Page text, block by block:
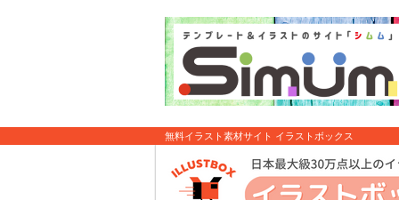
無料イラスト素材サイト イラストボックス